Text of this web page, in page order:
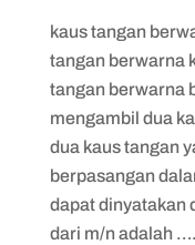
kaus tangan
tangan berwarna
tangan berwarna
mengambil dua
dua kaus tangan
berpasangan
dapat dinyatakan
dari m/n adalah ….